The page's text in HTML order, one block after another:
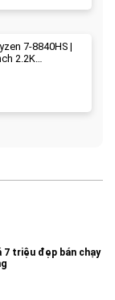
7-8840HS |
2.2K
- New Fullbox
7 triệu đẹp bán chạy